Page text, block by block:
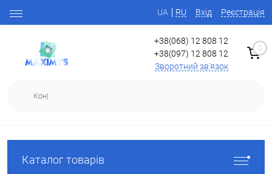
UA RU Вхід Реєстрація
+38(068) 12 808 12
+38(097) 12 808 12
Зворотний зв'язок
0
Каталог товарів